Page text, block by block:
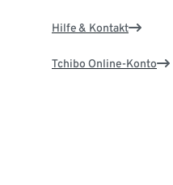
Hilfe & Kontakt
Tchibo Online-Konto